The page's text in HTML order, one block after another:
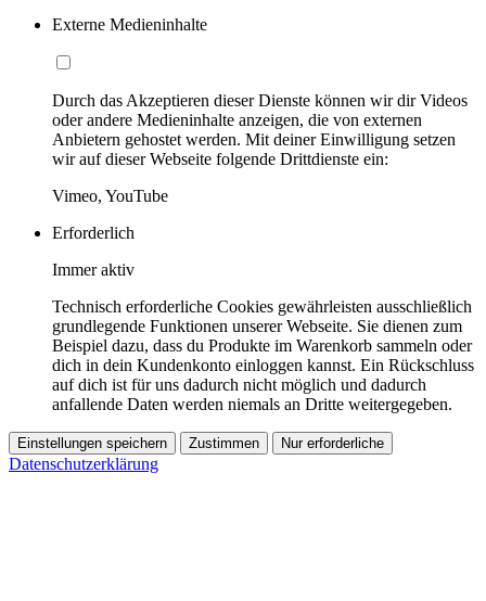
Externe Medieninhalte
Durch das Akzeptieren dieser Dienste können wir dir Videos
oder andere Medieninhalte anzeigen, die von externen
Anbietern gehostet werden. Mit deiner Einwilligung setzen
wir auf dieser Webseite folgende Drittdienste ein:
Vimeo, YouTube
Erforderlich
Immer aktiv
Technisch erforderliche Cookies gewährleisten ausschließlich
grundlegende Funktionen unserer Webseite. Sie dienen zum
Beispiel dazu, dass du Produkte im Warenkorb sammeln oder
dich in dein Kundenkonto einloggen kannst. Ein Rückschluss
auf dich ist für uns dadurch nicht möglich und dadurch
anfallende Daten werden niemals an Dritte weitergegeben.
Einstellungen speichern Zustimmen Nur erforderliche
Datenschutzerklärung